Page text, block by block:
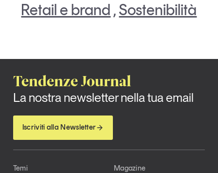
Retail e brand ,Sostenibilità
Tendenze Journal
La nostra newsletter nella tua email
Iscriviti alla Newsletter
Temi Magazine